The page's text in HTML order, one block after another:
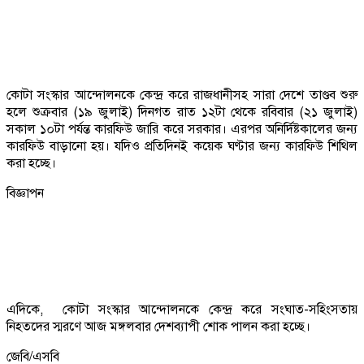
কোটা সংস্কার আন্দোলনকে কেন্দ্র করে রাজধানীসহ সারা দেশে তাণ্ডব শুরু
হলে শুক্রবার (১৯ জুলাই) দিনগত রাত ১২টা থেকে রবিবার (২১ জুলাই)
সকাল ১০টা পর্যন্ত কারফিউ জারি করে সরকার। এরপর অনির্দিষ্টকালের জন্য
কারফিউ বাড়ানো হয়। যদিও প্রতিদিনই কয়েক ঘণ্টার জন্য কারফিউ শিথিল
করা হচ্ছে।
বিজ্ঞাপন
এদিকে, কোটা সংস্কার আন্দোলনকে কেন্দ্র করে সংঘাত-সহিংসতায়
নিহতদের স্মরণে আজ মঙ্গলবার দেশব্যাপী শোক পালন করা হচ্ছে।
জেবি/এসবি